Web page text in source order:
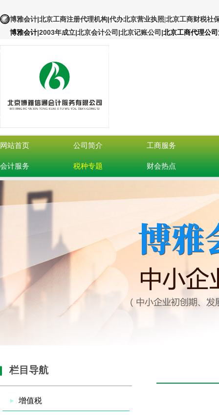
博雅会计|北京工商注册代理机构|代办北京营业执照 |北京工商财税社
博雅会计|2003年成立|北京会计公司|北京记账公司 |北京工商代理公
网站首页 公司简介 工商服务
会计服务 税种专题 财会热点
栏目导航
增值税